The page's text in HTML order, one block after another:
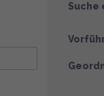
Suche